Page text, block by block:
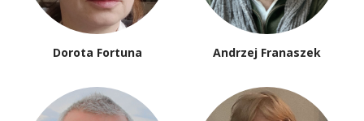
Dorota Fortuna Andrzej Franaszek